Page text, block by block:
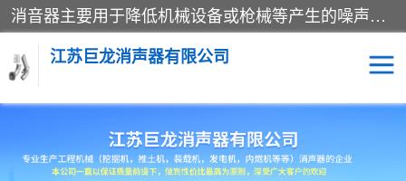
消音器主要用于降低机械设备或枪械等产生的噪声。它通过阻尼或增加排气面积来降低排气速度和功率，从而降低噪声。常见的消音器类型包括阻性消声器、抗性消声器、共振消声器以及阻抗复合式消声器等。这些消音器各有特点，适用于不同频率的噪声消除。
江苏巨龙消声器有限公司
消声器